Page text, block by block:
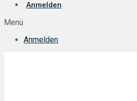
Anmelden
Menü
Anmelden